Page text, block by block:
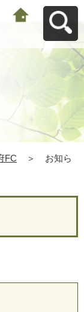
FC ＞
お知ら